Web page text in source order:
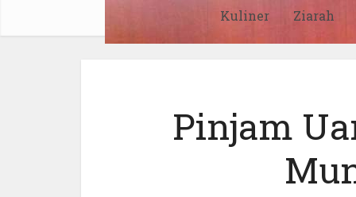
Kuliner Ziarah
Pinjam